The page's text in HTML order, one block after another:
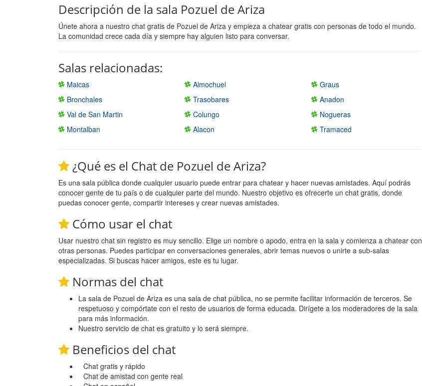
Descripción de la sala Pozuel de Ariza
Únete ahora a nuestro chat gratis de Pozuel de Ariza y empieza a chatear gratis con personas de todo el mundo.
La comunidad crece cada día y siempre hay alguien listo para conversar.
Salas relacionadas:
Maicas Almochuel
Graus
Bronchales
Trasobares
Anadon
Val de San Martin
Colungo
Nogueras
Montalban
Alacon Tramaced
¿Qué es el Chat de Pozuel de Ariza?
Es una sala pública donde cualquier usuario puede entrar para chatear y hacer nuevas amistades. Aquí podrás
conocer gente de tu país o de cualquier parte del mundo. Nuestro objetivo es ofrecerte un chat gratis, donde
puedas conocer gente, compartir intereses y crear nuevas amistades.
Cómo usar el chat
Usar nuestro chat sin registro es muy sencillo. Elige un nombre o apodo, entra en la sala y comienza a chatear con
otras personas. Puedes participar en conversaciones generales, abrir temas nuevos o unirte a sub-salas
especializadas. Si buscas hacer amigos, este es tu lugar.
Normas del chat
La sala de Pozuel de Ariza es una sala de chat pública, no se permite facilitar información de terceros. Se
respetuoso y compórtate con el resto de usuarios de forma educada. Dirígete a los moderadores de la sala
para más información.
Nuestro servicio de chat es gratuito y lo será siempre.
Beneficios del chat
Chat gratis y rápido
Chat de amistad con gente real